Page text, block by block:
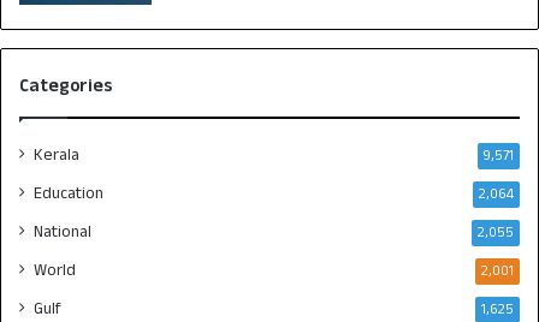
Categories
Kerala 9,571
Education 2,064
National 2,055
World 2,001
Gulf 1,625